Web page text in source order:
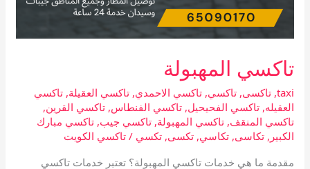
تاكسي المهبولة
taxi
,تاكسى,تاكسي,تاكسي الاحمدي,تاكسي العقيلة,تاكسي
العقيله,تاكسي الفحيحيل,تاكسي الفنطاس,تاكسي القرين,
تاكسي المنقف,تاكسي المهبولة,تاكسي جيب,تاكسي مبارك
الكبير ,تكاسى,تكاسي,تكسى,تكسي /تاكسي الكويت
مقدمة ما هي خدمات تاكسي المهبولة؟ تعتبر خدمات تاكسي